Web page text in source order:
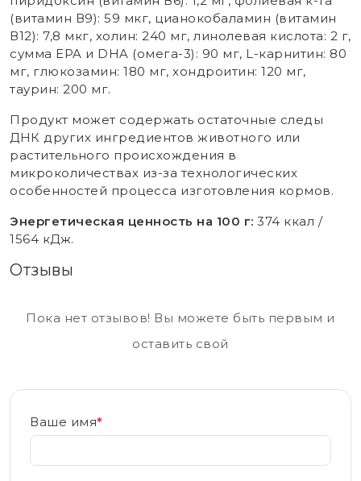
(витамин В9): 59 мкг, цианокобаламин (витамин
В12): 7,8 мкг, холин: 240 мг, линолевая кислота: 2 г,
сумма EPA и DHA (омега-3): 90 мг, L-карнитин: 80
мг, глюкозамин: 180 мг, хондроитин: 120 мг,
таурин: 200 мг.
Продукт может содержать остаточные следы
ДНК других ингредиентов животного или
растительного происхождения в
микроколичествах из-за технологических
особенностей процесса изготовления кормов.
Энергетическая ценность на 100 г: 374 ккал /
1564 кДж.
Отзывы
Пока нет отзывов! Вы можете быть первым и
оставить свой
Ваше имя*